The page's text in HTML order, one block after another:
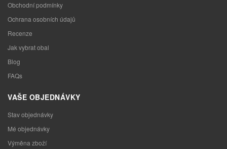
Obchodní podmínky
Ochrana osobních údajů
Recenze
Jak vybrat obal
Blog
FAQs
VAŠE OBJEDNÁVKY
Stav objednávky
Mé objednávky
Výměna zboží